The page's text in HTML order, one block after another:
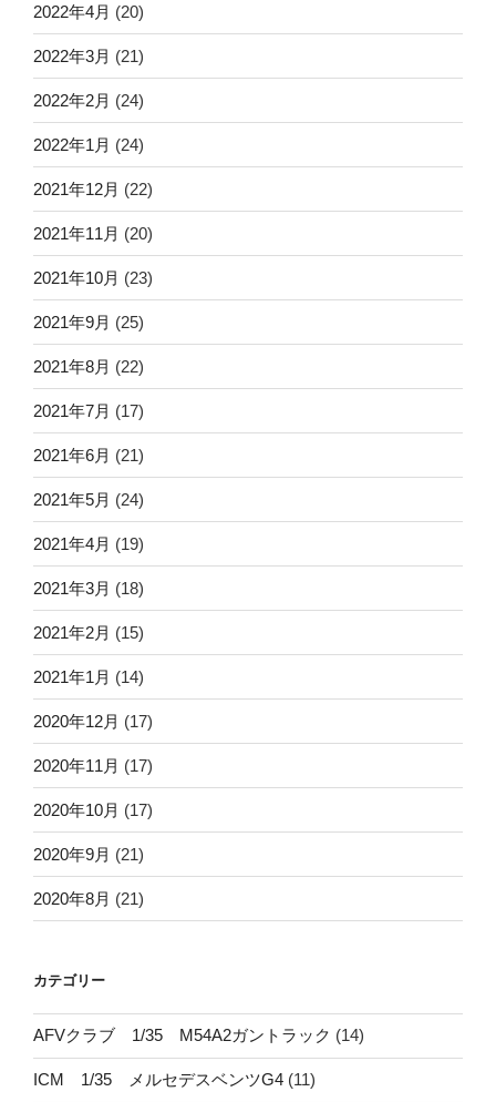
2022年4月 (20)
2022年3月 (21)
2022年2月 (24)
2022年1月 (24)
2021年12月 (22)
2021年11月 (20)
2021年10月 (23)
2021年9月 (25)
2021年8月 (22)
2021年7月 (17)
2021年6月 (21)
2021年5月 (24)
2021年4月 (19)
2021年3月 (18)
2021年2月 (15)
2021年1月 (14)
2020年12月 (17)
2020年11月 (17)
2020年10月 (17)
2020年9月 (21)
2020年8月 (21)
カテゴリー
AFVクラブ 1/35 M54A2ガントラック (14)
ICM 1/35 メルセデスベンツG4 (11)